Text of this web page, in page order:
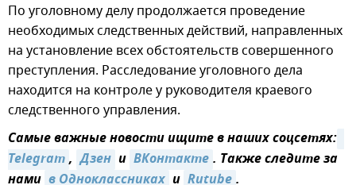
По уголовному делу продолжается проведение
необходимых следственных действий, направленных
на установление всех обстоятельств совершенного
преступления. Расследование уголовного дела
находится на контроле у руководителя краевого
следственного управления.
Самые важные новости ищите в наших соцсетях:
Telegram, Дзен и ВКонтакте. Также следите за
нами в Одноклассниках и Rutube.